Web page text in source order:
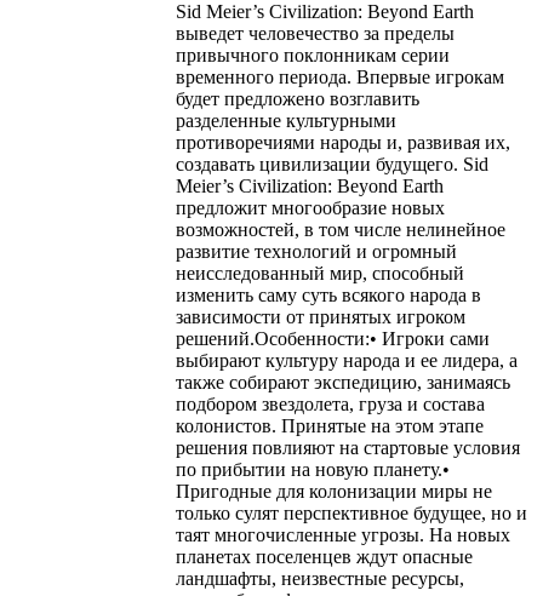
Sid Meier’s Civilization: Beyond Earth
выведет человечество за пределы
привычного поклонникам серии
временного периода. Впервые игрокам
будет предложено возглавить
разделенные культурными
противоречиями народы и, развивая их,
создавать цивилизации будущего. Sid
Meier’s Civilization: Beyond Earth
предложит многообразие новых
возможностей, в том числе нелинейное
развитие технологий и огромный
неисследованный мир, способный
изменить саму суть всякого народа в
зависимости от принятых игроком
решений.Особенности:• Игроки сами
выбирают культуру народа и ее лидера, а
также собирают экспедицию, занимаясь
подбором звездолета, груза и состава
колонистов. Принятые на этом этапе
решения повлияют на стартовые условия
по прибытии на новую планету.•
Пригодные для колонизации миры не
только сулят перспективное будущее, но и
таят многочисленные угрозы. На новых
планетах поселенцев ждут опасные
ландшафты, неизвестные ресурсы,